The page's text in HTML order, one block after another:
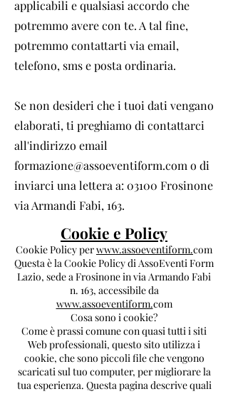
applicabili e qualsiasi accordo che
potremmo avere con te. A tal fine,
potremmo contattarti via email,
telefono, sms e posta ordinaria.
Se non desideri che i tuoi dati vengano
elaborati, ti preghiamo di contattarci
all'indirizzo email
formazione@assoeventiform.como di
inviarci una lettera a: 03100 Frosinone
via Armandi Fabi, 163.
Cookie e Policy
Cookie Policy perwww.assoeventiform.com
Questa è la Cookie Policy di AssoEventi Form
Lazio, sede a Frosinone in via Armando Fabi
n. 163, accessibile da
www.assoeventiform.com
Cosa sono i cookie?
Come è prassi comune con quasi tutti i siti
Web professionali, questo sito utilizza i
cookie, che sono piccoli file che vengono
scaricati sul tuo computer, per migliorare la
tua esperienza. Questa pagina descrive quali